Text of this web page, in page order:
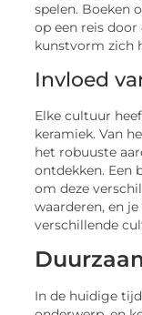
spelen. Boeken
op een reis door
kunstvorm zich
Invloed
Elke cultuur
keramiek. Van
het robuuste
ontdekken. Een
om deze
waarderen, en
verschillende
In de huidige